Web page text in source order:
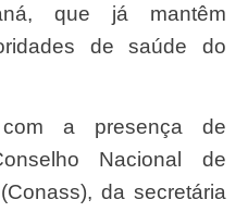
que já mantêm
de saúde do
Nacional de
da secretária